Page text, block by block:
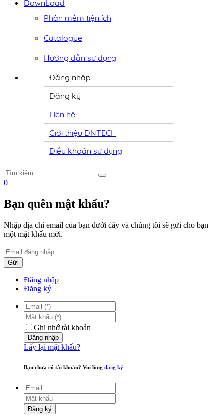
DownLoad
Phần mềm tiện ích
Catalogue
Hướng dẫn sử dụng
Đăng nhập
Đăng ký
Liên hệ
Giới thiệu DNTECH
Điều khoản sử dụng
0
Bạn quên mật khẩu?
Nhập địa chỉ email của bạn dưới đây và chúng tôi sẽ gửi cho bạn
một mật khẩu mới.
Gửi
Đăng nhập
Đăng ký
Ghi nhớ tài khoản
Đăng nhập
Lấy lại mật khẩu?
Bạn chưa có tài khoản? Vui lòng đăng ký
Đăng ký